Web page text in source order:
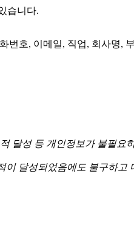
습니다.
번호, 이메일, 직업, 회사명,
달성 등 개인정보가 불필요
달성되었음에도 불구하